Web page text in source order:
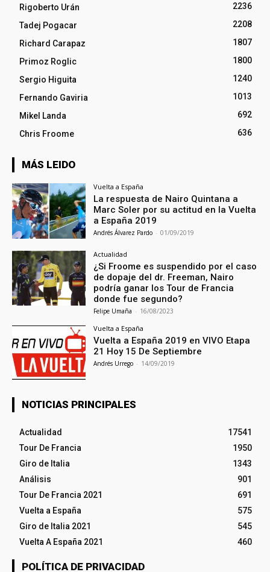
Rigoberto Urán
2236
Tadej Pogacar
2208
Richard Carapaz
1807
Primoz Roglic
1800
Sergio Higuita
1240
Fernando Gaviria
1013
Mikel Landa
692
Chris Froome
636
MÁS LEIDO
Vuelta a España
La respuesta de Nairo Quintana a
Marc Soler por su actitud en la Vuelta
a España 2019
Andrés Álvarez Pardo - 01/09/2019
Actualidad
¿Si Froome es suspendido por el caso
de dopaje del dr. Freeman, Nairo
podría ganar los Tour de Francia
donde fue segundo?
Felipe Umaña - 16/08/2023
Vuelta a España
Vuelta a España 2019 en VIVO Etapa
21 Hoy 15 De Septiembre
Andrés Urrego - 14/09/2019
NOTICIAS PRINCIPALES
Actualidad
17541
Tour De Francia
1950
Giro de Italia
1343
Análisis
901
Tour De Francia 2021
691
Vuelta a España
575
Giro de Italia 2021
545
Vuelta A España 2021
460
POLÍTICA DE PRIVACIDAD